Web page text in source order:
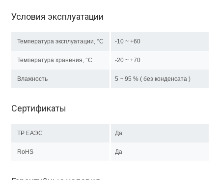
Условия эксплуатации
Температура эксплуатации, °C -10 ~ +60
Температура хранения, °C -20 ~ +70
Влажность 5 ~ 95 % ( без конденсата )
Сертификаты
ТР EAЭC Да
RoHS Да